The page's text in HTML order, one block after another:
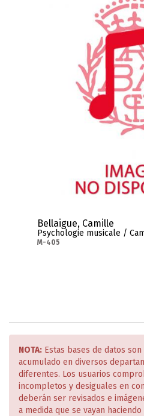
Bellaigue, Camille
Psychologie musicale /
M-405
NOTA: Estas bases de datos
acumulado en diversos
diferentes. Los usuarios
incompletos y desiguales en
deberán ser revisados e
a medida que se vayan